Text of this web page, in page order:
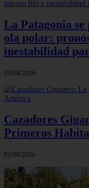
La Patagonia
ola polar:
inestabilidad
03/08/2026
Cazadores
Primeros
02/08/2026